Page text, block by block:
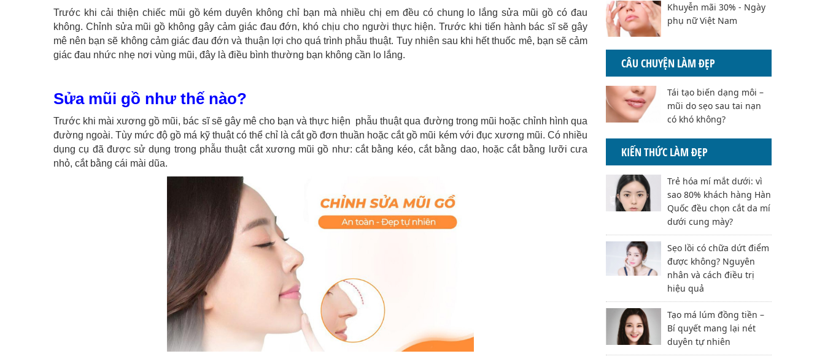
Trước khi cải thiện chiếc mũi gồ kém duyên không chỉ bạn mà nhiều chị em đều có chung lo lắng sửa mũi gồ có đau
không. Chỉnh sửa mũi gồ không gây cảm giác đau đớn, khó chịu cho người thực hiện. Trước khi tiến hành bác sĩ sẽ gây
mê nên bạn sẽ không cảm giác đau đớn và thuận lợi cho quá trình phẫu thuật. Tuy nhiên sau khi hết thuốc mê, bạn sẽ cảm
giác đau nhức nhẹ nơi vùng mũi, đây là điều bình thường bạn không cần lo lắng.
Sửa mũi gồ như thế nào?
Trước khi mài xương gồ mũi, bác sĩ sẽ gây mê cho bạn và thực hiện phẫu thuật qua đường trong mũi hoặc chỉnh hình qua
đường ngoài. Tùy mức độ gồ má kỹ thuật có thể chỉ là cắt gồ đơn thuần hoặc cắt gồ mũi kém với đục xương mũi. Có nhiều
dụng cụ đã được sử dụng trong phẫu thuật cắt xương mũi gồ như: cắt bằng kéo, cắt bằng dao, hoặc cắt bằng lưỡi cưa
nhỏ, cắt bằng cái mài dũa.
Khuyễn mãi 30% - Ngày
phụ nữ Việt Nam
CÂU CHUYỆN LÀM ĐẸP
Tái tạo biến dạng môi –
mũi do sẹo sau tai nạn
có khó không?
KIẾN THỨC LÀM ĐẸP
Trẻ hóa mí mắt dưới: vì
sao 80% khách hàng Hàn
Quốc đều chọn cắt da mí
dưới cung mày?
Sẹo lồi có chữa dứt điểm
được không? Nguyên
nhân và cách điều trị
hiệu quả
Tạo má lúm đồng tiền –
Bí quyết mang lại nét
duyên tự nhiên